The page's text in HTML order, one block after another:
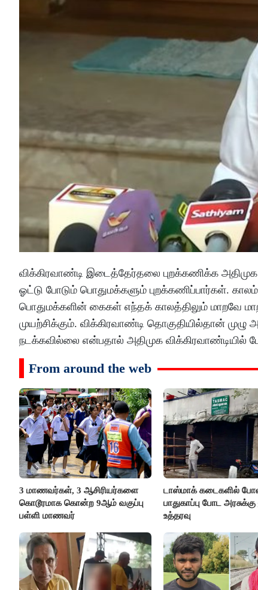
விக்கிரவாண்டி இடைத்தேர்தலை புறக்கணிக்க
ஓட்டு போடும் பொதுமக்களும் புறக்கணிப்பார்கள்.
பொதுமக்களின் கைகள் எந்தக் காலத்திலும் மாறவே
முயற்சிக்கும். விக்கிரவாண்டி தொகுதியில்தான்
நடக்கவில்லை என்பதால் அதிமுக விக்கிரவாண்டியில்
From around the web
3 மாணவர்கள், 3 ஆசிரியர்களை
கொடூரமாக கொன்ற 9ஆம் வகுப்பு
பள்ளி மாணவர்
டாஸ்மாக் கடைகளில்
பாதுகாப்பு போட
உத்தரவு